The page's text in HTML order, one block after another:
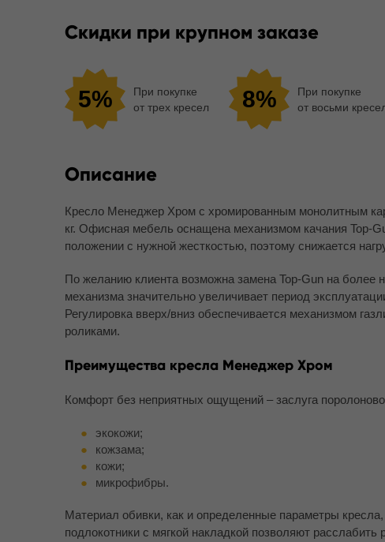
Скидки при крупном заказе
5%
При покупке
от трех кресел
8%
При покупке
от восьми
Описание
Кресло Менеджер Хром с хромированным монолитным
кг. Офисная мебель оснащена механизмом качания Top-
положении с нужной жесткостью, поэтому снижается
По желанию клиента возможна замена Top-Gun на более
механизма значительно увеличивает период
Регулировка вверх/вниз обеспечивается механизмом
роликами.
Преимущества кресла Менеджер Хром
Комфорт без неприятных ощущений – заслуга
экокожи;
кожзама;
кожи;
микрофибры.
Материал обивки, как и определенные параметры
подлокотники с мягкой накладкой позволяют